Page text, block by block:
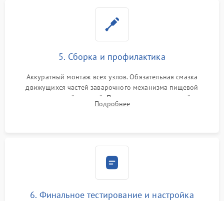
5. Сборка и профилактика
Аккуратный монтаж всех узлов. Обязательная смазка
движущихся частей заварочного механизма пищевой
силиконовой смазкой. Проведение программной
декальцинации и очистки системы от кофейных масел.
Подробнее
6. Финальное тестирование и настройка